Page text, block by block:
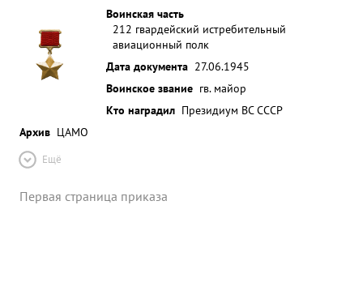
Воинская часть
212 гвардейский истребительный
авиационный полк
Дата документа 27.06.1945
Воинское звание гв. майор
Кто наградил Президиум ВС СССР
Архив ЦАМО
Ещё
Первая страница приказа